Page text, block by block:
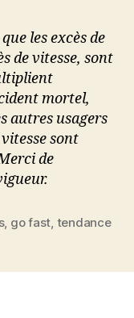
les excès de
de vitesse, sont
mortel,
autres usagers
sont
de
, go fast, tendance